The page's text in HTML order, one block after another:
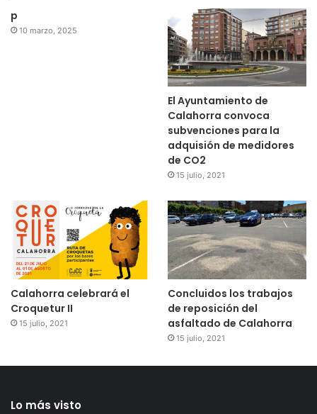
p
10 marzo, 2025
El Ayuntamiento de
Calahorra convoca
subvenciones para la
adquisión de medidores
de CO2
15 julio, 2021
Calahorra celebrará el
Croquetur II
15 julio, 2021
Concluidos los trabajos
de reposición del
asfaltado de Calahorra
15 julio, 2021
Lo más visto